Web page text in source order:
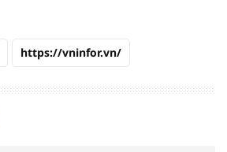
https://vninfor.vn/